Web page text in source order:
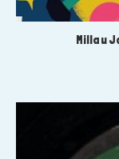
Millau